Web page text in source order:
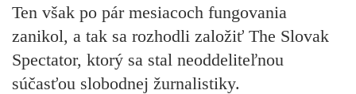
Ten však po pár mesiacoch fungovania
zanikol, a tak sa rozhodli založiť The Slovak
Spectator, ktorý sa stal neoddeliteľnou
súčasťou slobodnej žurnalistiky.